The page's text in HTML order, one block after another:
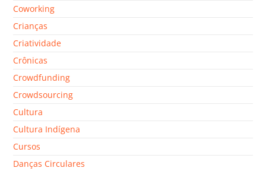
Coworking
Crianças
Criatividade
Crônicas
Crowdfunding
Crowdsourcing
Cultura
Cultura Indígena
Cursos
Danças Circulares